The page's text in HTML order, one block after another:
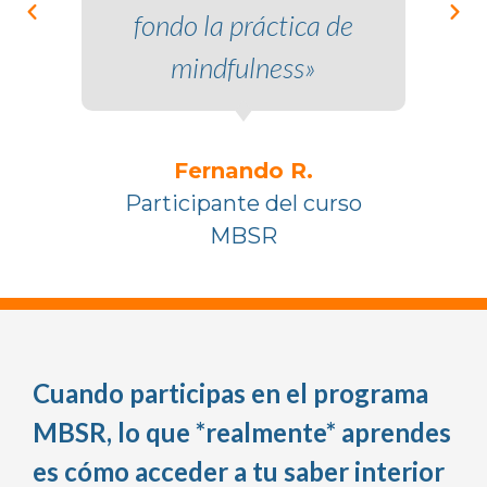
fondo la práctica de
mindfulness»
Fernando R.
Participante del curso
MBSR
Cuando participas en el programa
MBSR, lo que *realmente* aprendes
es cómo acceder a tu saber interior